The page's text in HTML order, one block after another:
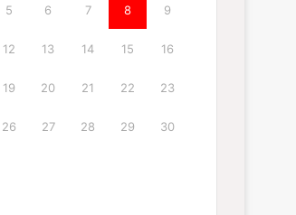
5 6 7 8 9
12 13 14 15 16
19 20 21 22 23
26 27 28 29 30